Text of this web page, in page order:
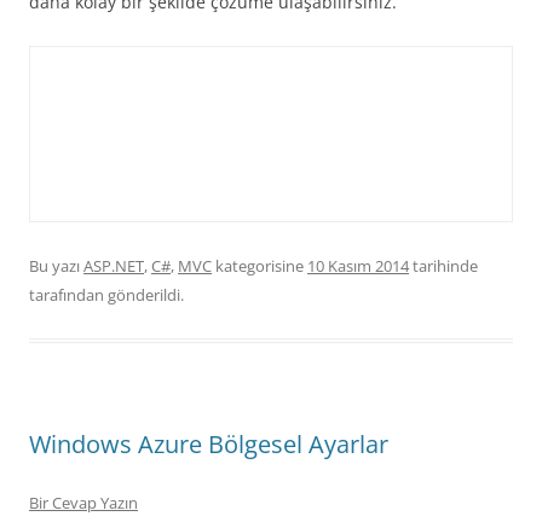
Bu yazıASP.NET,C#, MVC kategorisine 10 Kasım 2014tarihinde
tarafından gönderildi.
Windows Azure Bölgesel Ayarlar
Bir Cevap Yazın